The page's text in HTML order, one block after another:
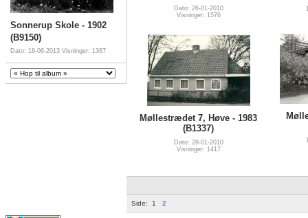
Sonnerup Skole - 1902
(B9150)
Dato: 18-06-2013 Visninger: 1367
Dato: 26-01-2010
Visninger: 1576
Møllestrædet 7, Høve - 1983
(B1337)
Dato: 28-01-2010
Visninger: 1417
Side: 1 2